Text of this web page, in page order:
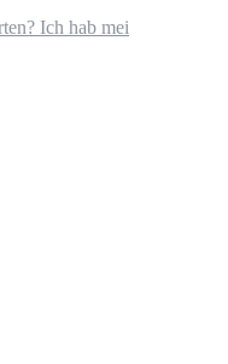
Ich hab mei